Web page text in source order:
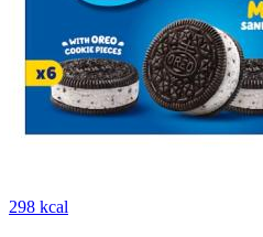
298 kcal